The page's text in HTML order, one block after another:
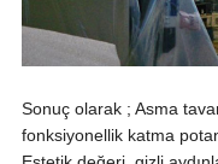
Sonuç olarak ; Asma
fonksiyonellik katma